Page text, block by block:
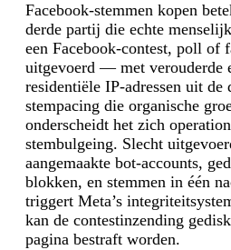
Facebook-stemmen kopen
derde partij die echte
een Facebook-contest, poll of
uitgevoerd — met verouderde
residentiële IP-adressen uit de
stempacing die organische
onderscheidt het zich
stembulgeing. Slecht
aangemaakte bot-accounts,
blokken, en stemmen in één
triggert Meta’s
kan de contestinzending
pagina bestraft worden.